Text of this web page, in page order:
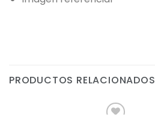
PRODUCTOS RELACIONADOS